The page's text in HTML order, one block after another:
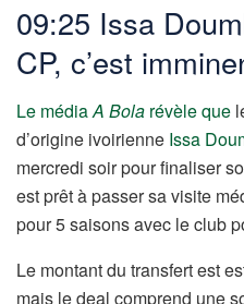
09:25 Issa
CP, c’est
Le médiaA Bola révèle que
d’origine ivoirienne Issa
mercredi soir pour finaliser
est prêt à passer sa visite
pour 5 saisons avec le club
Le montant du transfert est
mais le deal comprend une